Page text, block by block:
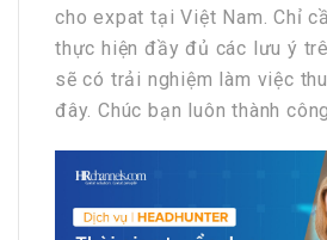
cho expat tại Việt Nam. Chỉ
thực hiện đầy đủ các lưu ý
sẽ có trải nghiệm làm việc
đây. Chúc bạn luôn thành